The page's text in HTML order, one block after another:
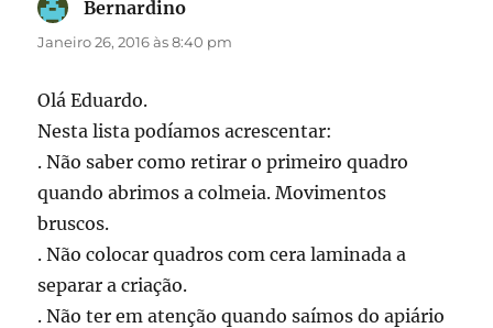
Bernardino
Janeiro 26, 2016 às 8:40 pm
Olá Eduardo.
Nesta lista podíamos acrescentar:
. Não saber como retirar o primeiro quadro
quando abrimos a colmeia. Movimentos
bruscos.
. Não colocar quadros com cera laminada a
separar a criação.
. Não ter em atenção quando saímos do apiário